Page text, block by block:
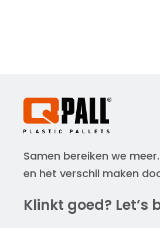
Samen bereiken we
en het verschil maken
Klinkt goed? Let’s